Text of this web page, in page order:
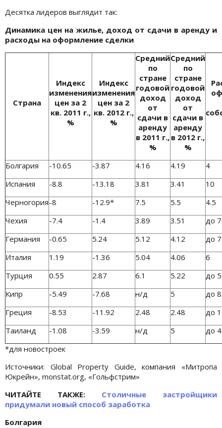
Десятка лидеров выглядит так:
Динамика цен на жилье, доход от сдачи в аренду и
расходы на оформление сделки
Страна
Индекс
изменения
цен за 2
кв. 2011 г.,
%
Индекс
изменения
цен за 2
кв. 2012 г.,
%
Средний
по
стране
годовой
доход
от
сдачи в
аренду
в 2011 г.,
%
Средний
по
стране
годовой
доход
от
сдачи в
аренду
в 2012 г.,
%
Болгария -10.65 -3.87 4.16 4.19
4
Испания
-8.8 -13.18 3.81 3.41
10
Черногория-8 -12.9* 7.5 5.5
4.5
Чехия
-7.4 -1.4 3.89 3.51
до 7
Германия
-0.65 5.24 5.12 4.12
до 7
Италия
1.19 -1.36 5.04 4.06
6
Турция
0.55 2.87 6.1 5.22
до 5
Кипр
-5.49 -7.68 н/д 5
до 8
Греция
-8.53 -11.92 2.48 2.48
до
Таиланд
-1.08 -3.59 н/д 5
до 4
*для новостроек
Источники: Global Property Guide, компания «Митропа
Юкрейн», monstat.org, «Гольфстрим»
ЧИТАЙТЕ ТАКЖЕ: Столичные застройщики
придумали новый способ заработка
Болгария